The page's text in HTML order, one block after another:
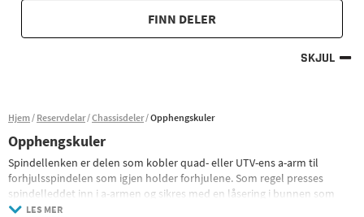
FINN DELER
SKJUL
Hjem Reservdelar Chassisdeler Opphengskuler
Opphengskuler
Spindellenken er delen som kobler quad- eller UTV-ens a-arm til
forhjulsspindelen som igjen holder forhjulene. Som regel presses
spindelleddet inn i a-armen og sikres med en låsering i bunnen som
hjulspindelen festes på med spindelleddets bolt.
LES MER